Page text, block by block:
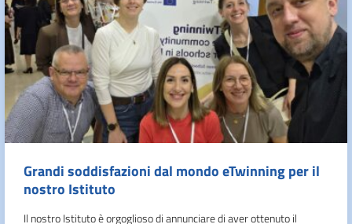
Grandi soddisfazioni dal mondo eTwinning per il
nostro Istituto
Il nostro Istituto è orgoglioso di annunciare di aver ottenuto il